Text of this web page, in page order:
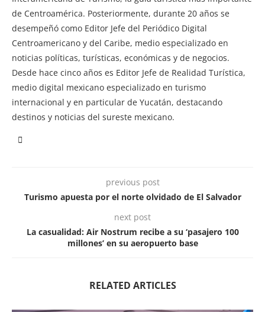
de Centroamérica. Posteriormente, durante 20 años se
desempeñó como Editor Jefe del Periódico Digital
Centroamericano y del Caribe, medio especializado en
noticias políticas, turísticas, económicas y de negocios.
Desde hace cinco años es Editor Jefe de Realidad Turística,
medio digital mexicano especializado en turismo
internacional y en particular de Yucatán, destacando
destinos y noticias del sureste mexicano.
previous post
Turismo apuesta por el norte olvidado de El Salvador
next post
La casualidad: Air Nostrum recibe a su ‘pasajero 100
millones’ en su aeropuerto base
RELATED ARTICLES